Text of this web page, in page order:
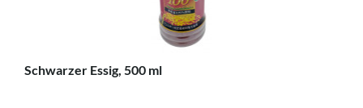
Schwarzer Essig, 500 ml